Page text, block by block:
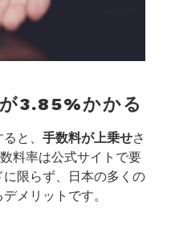
3.85%かかる
と、 手数料が上乗せさ
料率は公式サイトで要
限らず、日本の多くの
メリットです。